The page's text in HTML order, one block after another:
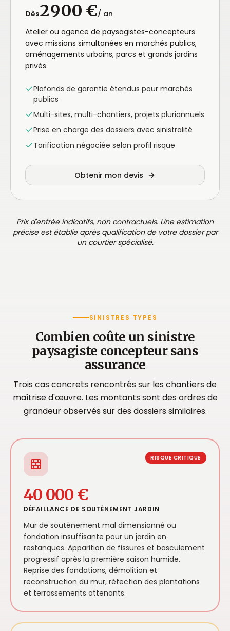
Dès2 900 €/ an
Atelier ou agence de paysagistes-concepteurs
avec missions simultanées en marchés publics,
aménagements urbains, parcs et grands jardins
privés.
Plafonds de garantie étendus pour marchés
publics
Multi-sites, multi-chantiers, projets pluriannuels
Prise en charge des dossiers avec sinistralité
Tarification négociée selon profil risque
Obtenir mon devis
Prix d'entrée indicatifs, non contractuels. Une estimation
précise est établie après qualification de votre dossier par
un courtier spécialisé.
SINISTRES TYPES
Combien coûte un sinistre
paysagiste concepteur sans
assurance
Trois cas concrets rencontrés sur les chantiers de
maîtrise d'œuvre. Les montants sont des ordres de
grandeur observés sur des dossiers similaires.
RISQUE CRITIQUE
40 000 €
DÉFAILLANCE DE SOUTÈNEMENT JARDIN
Mur de soutènement mal dimensionné ou
fondation insuffisante pour un jardin en
restanques. Apparition de fissures et basculement
progressif après la première saison humide.
Reprise des fondations, démolition et
reconstruction du mur, réfection des plantations
et terrassements attenants.